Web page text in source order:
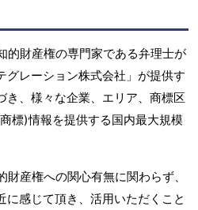
的財産権の専門家である弁理士が
グレーション株式会社」が提供す
き、様々な企業、エリア、商標区
標)情報を提供する国内最大規模
産権への関心有無に関わらず、
に感じて頂き、活用いただくこと